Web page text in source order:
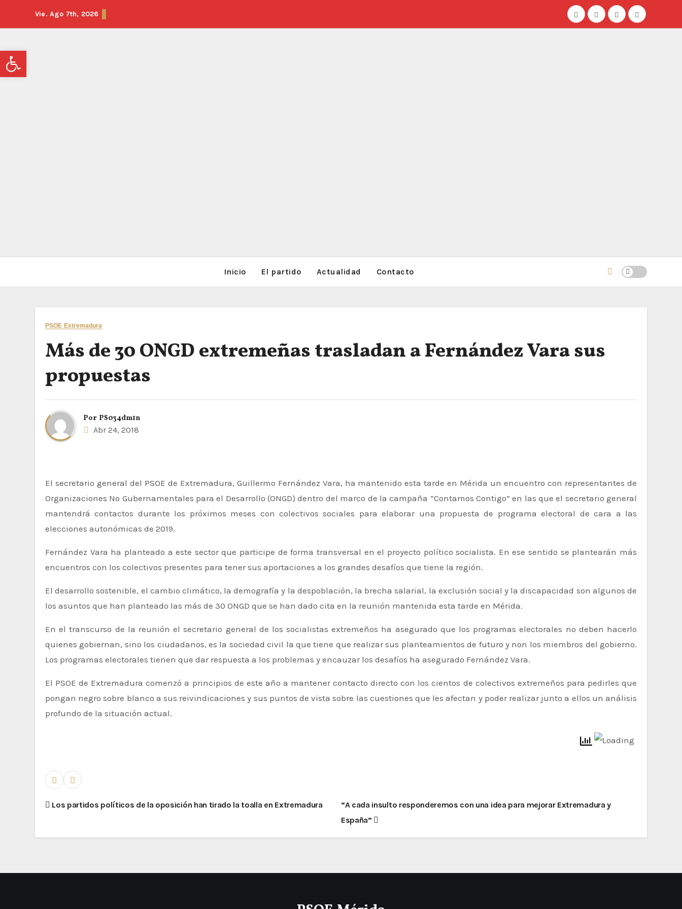
Vie. Ago 7th, 2026
Inicio El partido Actualidad Contacto
PSOE Extremadura
Más de 30 ONGD extremeñas trasladan a Fernández Vara sus
propuestas
Por PS034dm1n
Abr 24, 2018
El secretario general del PSOE de Extremadura, Guillermo Fernández Vara, ha mantenido esta tarde en Mérida un encuentro con representantes de
Organizaciones No Gubernamentales para el Desarrollo (ONGD) dentro del marco de la campaña “Contamos Contigo” en las que el secretario general
mantendrá contactos durante los próximos meses con colectivos sociales para elaborar una propuesta de programa electoral de cara a las
elecciones autonómicas de 2019.
Fernández Vara ha planteado a este sector que participe de forma transversal en el proyecto político socialista. En ese sentido se plantearán más
encuentros con los colectivos presentes para tener sus aportaciones a los grandes desafíos que tiene la región.
El desarrollo sostenible, el cambio climático, la demografía y la despoblación, la brecha salarial, la exclusión social y la discapacidad son algunos de
los asuntos que han planteado las más de 30 ONGD que se han dado cita en la reunión mantenida esta tarde en Mérida.
En el transcurso de la reunión el secretario general de los socialistas extremeños ha asegurado que los programas electorales no deben hacerlo
quienes gobiernan, sino los ciudadanos, es la sociedad civil la que tiene que realizar sus planteamientos de futuro y non los miembros del gobierno.
Los programas electorales tienen que dar respuesta a los problemas y encauzar los desafíos ha asegurado Fernández Vara.
El PSOE de Extremadura comenzó a principios de este año a mantener contacto directo con los cientos de colectivos extremeños para pedirles que
pongan negro sobre blanco a sus reivindicaciones y sus puntos de vista sobre las cuestiones que les afectan y poder realizar junto a ellos un análisis
profundo de la situación actual.
Los partidos políticos de la oposición han tirado la toalla en Extremadura
“A cada insulto responderemos con una idea para mejorar Extremadura y
España”
Abrir barra de herramientas